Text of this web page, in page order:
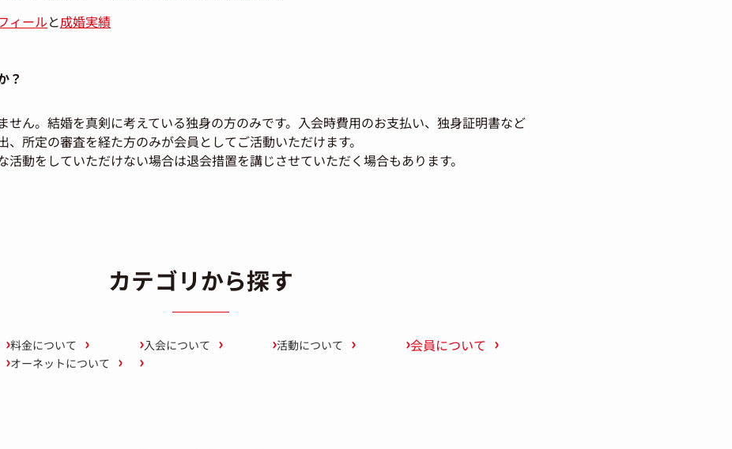
ィールと成婚実績
？
せん。結婚を真剣に考えている独身の方のみです。入会時費用のお支払い、独身証明書など
、所定の審査を経た方のみが会員としてご活動いただけます。
活動をしていただけない場合は退会措置を講じさせていただく場合もあります。
カテゴリから探す
料金について 入会について 活動について 会員について
オーネットについて